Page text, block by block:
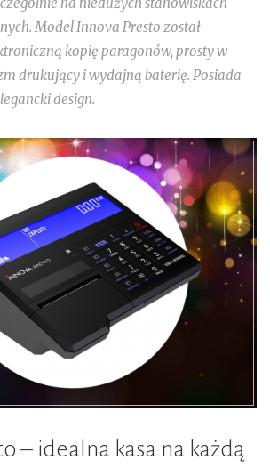
Model Innova Presto został
kopię paragonów, prosty w
drukujący i wydajną baterię. Posiada
design.
– idealna kasa na każdą